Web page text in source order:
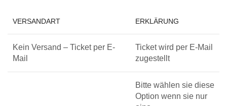
VERSANDART ERKLÄRUNG
Kein Versand – Ticket per E-
Mail
Ticket wird per E-Mail
zugestellt
Bitte wählen sie diese
Option wenn sie nur